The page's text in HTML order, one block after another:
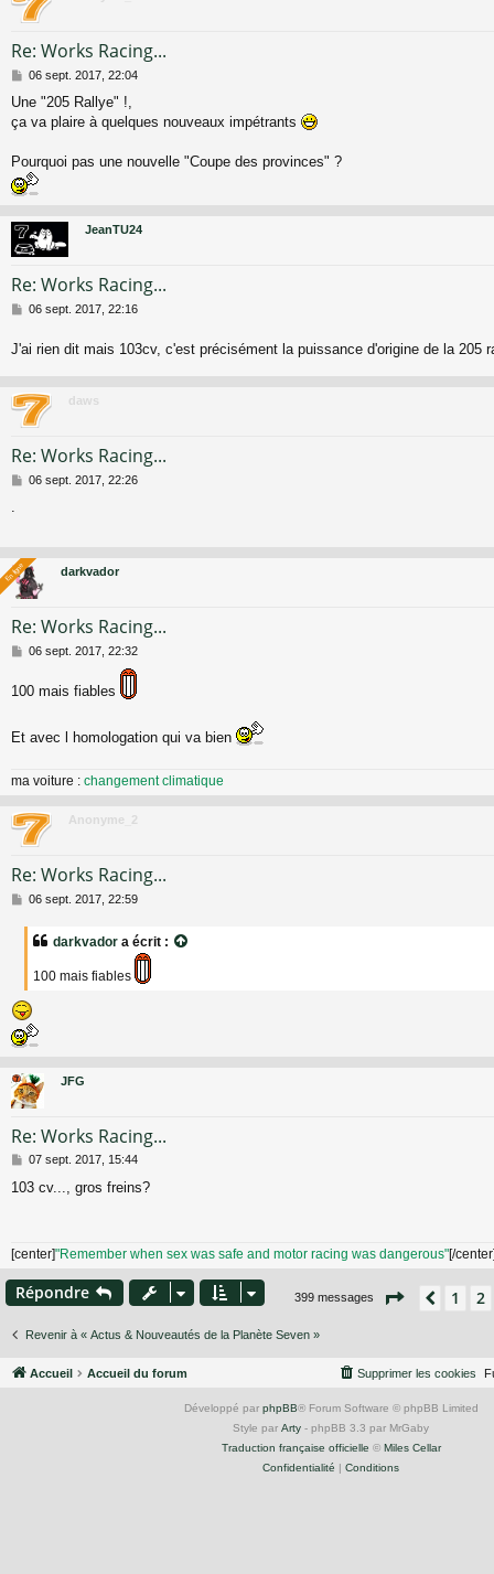
Re: Works Racing...
M
s
s
g
e
06 sept. 2017, 22:04
Une "205 Rallye" !,
ça va plaire à quelques nouveaux impétrants
Pourquoi pas une nouvelle "Coupe des provinces" ?
JeanTU24
Re: Works Racing...
M
s
s
g
e
06 sept. 2017, 22:16
J'ai rien dit mais 103cv, c'est précisément la puissance d'origine de la 205
daws
Re: Works Racing...
M
g
e
06 sept. 2017, 22:26
darkvador
Re: Works Racing...
M
s
s
g
06 sept. 2017, 22:32
100 mais fiables
Et avec l homologation qui va bien
ma voiture : changement climatique
En ligne
En ligne
Anonyme_2
Re: Works Racing...
M
06 sept. 2017, 22:59
darkvador a écrit :
100 mais fiables
JFG
Re: Works Racing...
M
s
e
07 sept. 2017, 15:44
103 cv..., gros freins?
[center]"Remember when sex was safe and motor racing was dangerous"[/
Répondre 399 messages Page 3sur
1 2
Revenir à « Actus & Nouveautés de la Planète Seven »
Accueil Accueil du forum Supprimer les cookies
Développé par phpBB® Forum Software © phpBB Limited
Style par Arty - phpBB 3.3 par MrGaby
Traduction française officielle © Miles Cellar
Confidentialité | Conditions